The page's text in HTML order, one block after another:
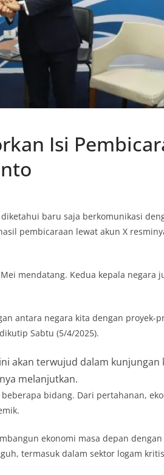
Isi
baru saja berkomunikasi
pembicaraan lewat akun X
mendatang. Kedua kepala negara
antara negara kita dengan proyek-
Sabtu (5/4/2025).
akan terwujud dalam kunjungan
melanjutkan.
bidang. Dari pertahanan,
ekonomi masa depan
termasuk dalam sektor logam